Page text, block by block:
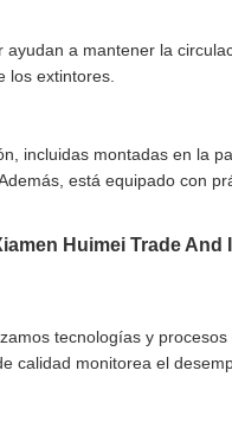
a mantener la
los extintores.
incluidas montadas en la
está equipado con
Huimei Trade And
tecnologías y
calidad monitorea el